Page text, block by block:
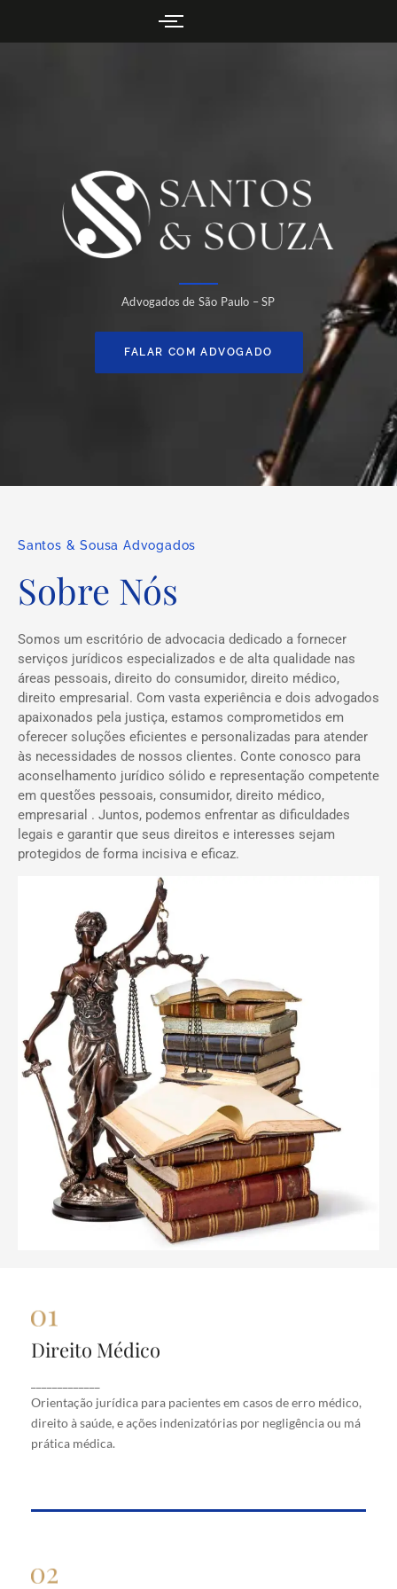
Advogados de São Paulo – SP
FALAR COM ADVOGADO
Santos & Sousa Advogados
Sobre Nós
Somos um escritório de advocacia dedicado a fornecer
serviços jurídicos especializados e de alta qualidade nas
áreas pessoais, direito do consumidor, direito médico,
direito empresarial. Com vasta experiência e dois advogados
apaixonados pela justiça, estamos comprometidos em
oferecer soluções eficientes e personalizadas para atender
às necessidades de nossos clientes. Conte conosco para
aconselhamento jurídico sólido e representação competente
em questões pessoais, consumidor, direito médico,
empresarial . Juntos, podemos enfrentar as dificuldades
legais e garantir que seus direitos e interesses sejam
protegidos de forma incisiva e eficaz.
Direito Médico
Orientação jurídica para pacientes em casos de erro médico,
direito à saúde, e ações indenizatórias por negligência ou má
prática médica.
Direito Médico
erro médico, direito à saúde, e ações indenizatórias
por negligência ou má prática médica.